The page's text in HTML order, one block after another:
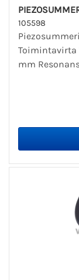
105598
Toimintavirta
mm